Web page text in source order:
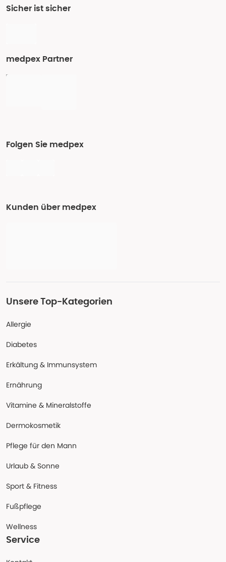
Sicher ist sicher
medpex Partner
Folgen Sie medpex
Kunden über medpex
Unsere Top-Kategorien
Allergie
Diabetes
Erkältung & Immunsystem
Ernährung
Vitamine & Mineralstoffe
Dermokosmetik
Pflege für den Mann
Urlaub & Sonne
Sport & Fitness
Fußpflege
Wellness
Service